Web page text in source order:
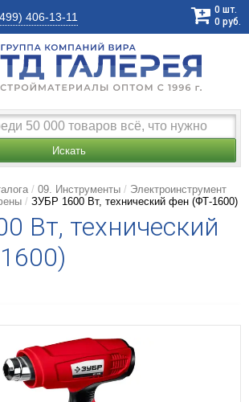
406-13-11
0 шт.
0 руб.
Искать
09. Инструменты
Электроинструмент
ЗУБР 1600 Вт, технический фен (ФТ-1600)
Вт, технический